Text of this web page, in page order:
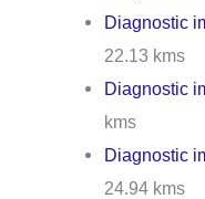
Diagnostic
22.13 kms
Diagnostic
kms
Diagnostic
24.94 kms